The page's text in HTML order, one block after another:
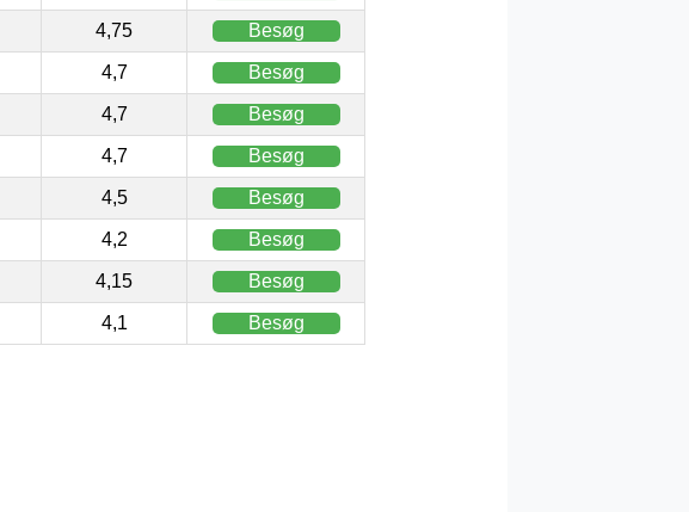
4,75 Besøg
4,7 Besøg
4,7 Besøg
4,7 Besøg
4,5 Besøg
4,2 Besøg
4,15 Besøg
4,1 Besøg